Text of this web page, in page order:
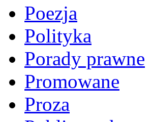
Poezja
Polityka
Porady prawne
Promowane
Proza